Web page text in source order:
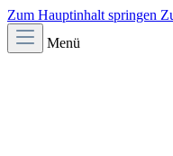
Zum Hauptinhalt springen
Menü